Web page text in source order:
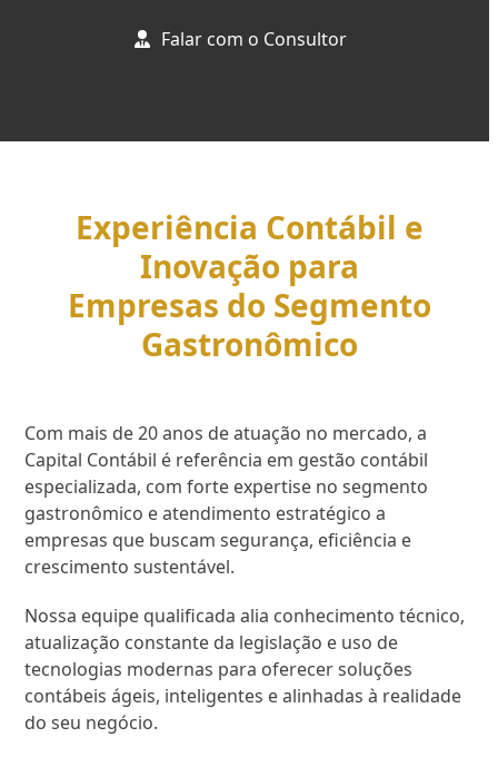
Falar com o Consultor
Experiência Contábil e
Inovação para
Empresas do Segmento
Gastronômico
Com mais de 20 anos de atuação no mercado, a
Capital Contábil é referência em gestão contábil
especializada, com forte expertise no segmento
gastronômico e atendimento estratégico a
empresas que buscam segurança, eficiência e
crescimento sustentável.
Nossa equipe qualificada alia conhecimento técnico,
atualização constante da legislação e uso de
tecnologias modernas para oferecer soluções
contábeis ágeis, inteligentes e alinhadas à realidade
do seu negócio.